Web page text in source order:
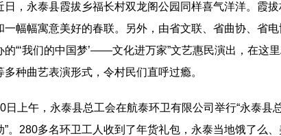
日，永泰县霞拔乡福长村双龙阁公园同样喜气洋洋。霞
一幅幅寓意美好的春联。另外，由省文联、省曲协、省
的“‘我们的中国梦’——文化进万家”文艺惠民演出，在这
多种曲艺表演形式，令村民们直呼过瘾。
日上午，永泰县总工会在航泰环卫有限公司举行“永泰县
”。280多名环卫工人收到了年货礼包，永泰当地饿了么